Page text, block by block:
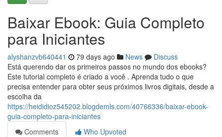
Baixar Ebook: Guia Completo
para Iniciantes
alyshanzvb640441 79 days ago News
Discuss
Está querendo dar os primeiros passos no mundo dos ebooks?
Este tutorial completo é criado a você . Aprenda tudo o que
precisa entender para obter seus próximos livros digitais, desde a
escolha da
https://heididioz545202.blogdemls.com/40766336/baixar-ebook-
guia-completo-para-iniciantes
Comments
Who Upvoted